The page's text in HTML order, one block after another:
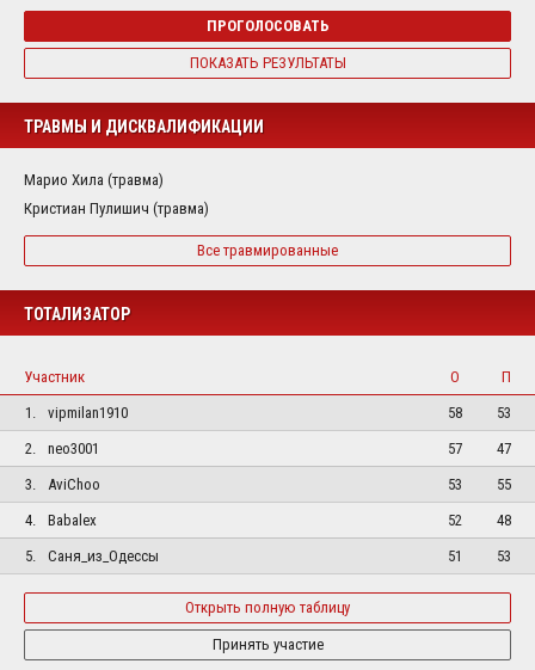
ПРОГОЛОСОВАТЬ
ПОКАЗАТЬ РЕЗУЛЬТАТЫ
ТРАВМЫ И ДИСКВАЛИФИКАЦИИ
Марио Хила (травма)
Кристиан Пулишич (травма)
Все травмированные
ТОТАЛИЗАТОР
Участник О
П
1.
vipmilan1910 58
53
2.
neo3001 57
47
3.
AviChoo 53
55
4.
Babalex 52
48
5.
Саня_из_Одессы 51 53
Открыть полную таблицу
Принять участие